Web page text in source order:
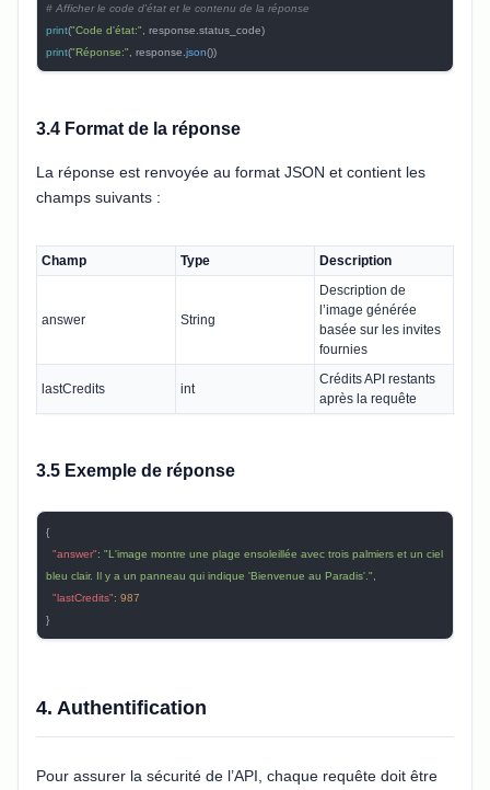
# Afficher le code d'état et le contenu de la réponse
print("Code d'état:" , response.status_code)
print("Réponse:" , response. json())
3.4 Format de la réponse
La réponse est renvoyée au format JSON et contient les
champs suivants :
Champ Type Description
answer String
Description de
l’image générée
basée sur les invites
fournies
lastCredits int
Crédits API restants
après la requête
3.5 Exemple de réponse
{
  "answer"
: "L'image montre une plage ensoleillée avec trois palmiers et un ciel
bleu clair. Il y a un panneau qui indique 'Bienvenue au Paradis'."
  "lastCredits"
: 987
}
4. Authentification
Pour assurer la sécurité de l’API, chaque requête doit être